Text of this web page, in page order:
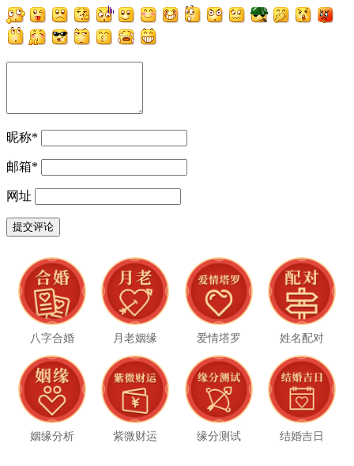
昵称*
邮箱*
网址
八字合婚 月老姻缘 爱情塔罗 姓名配对
姻缘分析 紫微财运 缘分测试 结婚吉日